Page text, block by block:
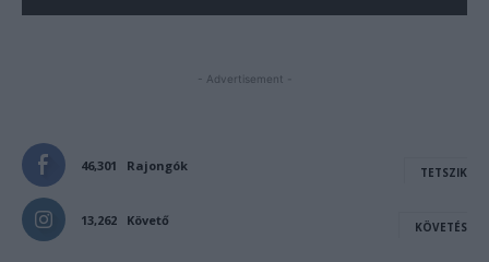
- Advertisement -
46,301 Rajongók TETSZIK
13,262 Követő KÖVETÉS